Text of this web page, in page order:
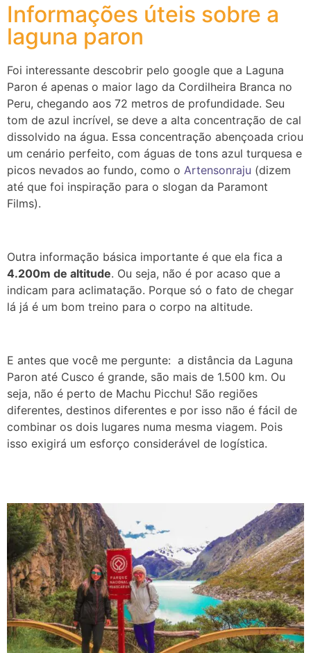
Informações úteis sobre a
laguna paron
Foi interessante descobrir pelo google que a Laguna
Paron é apenas o maior lago da Cordilheira Branca no
Peru, chegando aos 72 metros de profundidade. Seu
tom de azul incrível, se deve a alta concentração de cal
dissolvido na água. Essa concentração abençoada criou
um cenário perfeito, com águas de tons azul turquesa e
picos nevados ao fundo, como o Artensonraju (dizem
até que foi inspiração para o slogan da Paramont
Films).
Outra informação básica importante é que ela fica a
4.200m de altitude. Ou seja, não é por acaso que a
indicam para aclimatação. Porque só o fato de chegar
lá já é um bom treino para o corpo na altitude.
E antes que você me pergunte: a distância da Laguna
Paron até Cusco é grande, são mais de 1.500 km. Ou
seja, não é perto de Machu Picchu! São regiões
diferentes, destinos diferentes e por isso não é fácil de
combinar os dois lugares numa mesma viagem. Pois
isso exigirá um esforço considerável de logística.